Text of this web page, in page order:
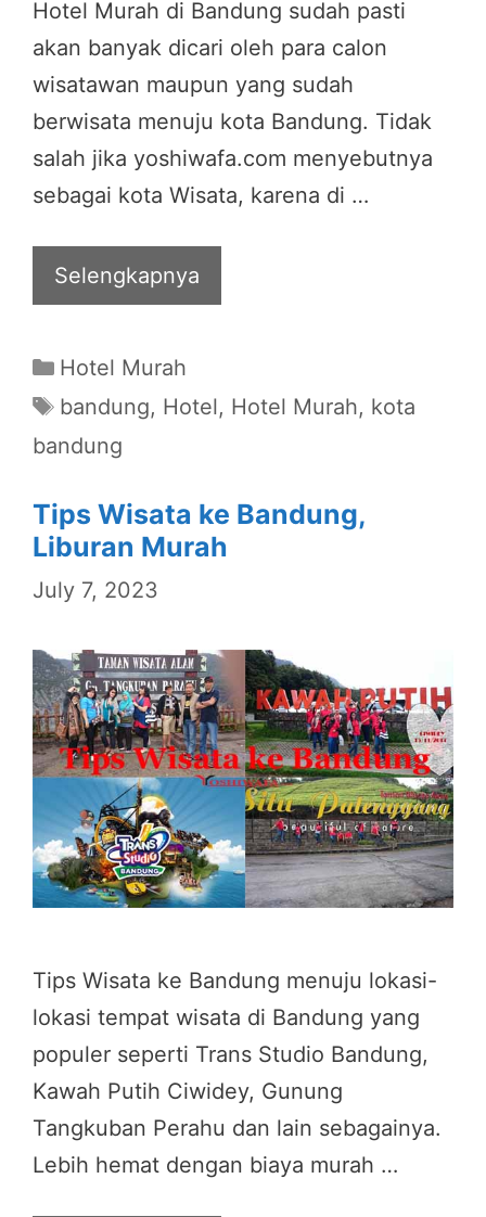
Hotel Murah di Bandung sudah pasti
akan banyak dicari oleh para calon
wisatawan maupun yang sudah
berwisata menuju kota Bandung. Tidak
salah jika yoshiwafa.com menyebutnya
sebagai kota Wisata, karena di …
Selengkapnya
Categories
Hotel Murah
Tags
bandung, Hotel, Hotel Murah, kota
bandung
Tips Wisata ke Bandung,
Liburan Murah
July 7, 2023
Tips Wisata ke Bandung menuju lokasi-
lokasi tempat wisata di Bandung yang
populer seperti Trans Studio Bandung,
Kawah Putih Ciwidey, Gunung
Tangkuban Perahu dan lain sebagainya.
Lebih hemat dengan biaya murah …